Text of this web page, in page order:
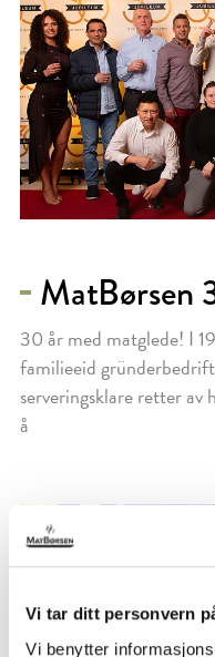
Vi tar ditt personvern
Vi benytter
MatBørsen
30 år med matglede! I
familieeid
serveringsklare retter av
å